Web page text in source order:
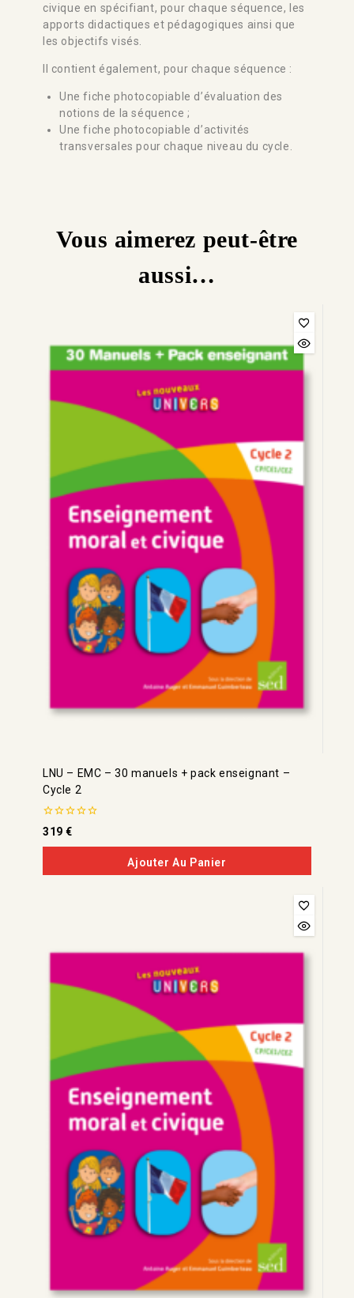
civique en spécifiant, pour chaque séquence, les
apports didactiques et pédagogiques ainsi que
les objectifs visés.
Il contient également, pour chaque séquence :
Une fiche photocopiable d’évaluation des
notions de la séquence ;
Une fiche photocopiable d’activités
transversales pour chaque niveau du cycle.
Vous aimerez peut-être
aussi…
LNU – EMC – 30 manuels + pack enseignant –
Cycle 2
0
de
5
319€
Ajouter Au Panier